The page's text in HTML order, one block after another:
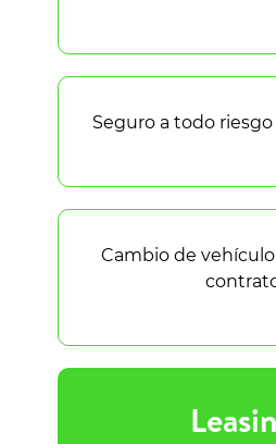
Seguro a todo
Cambio de vehículo